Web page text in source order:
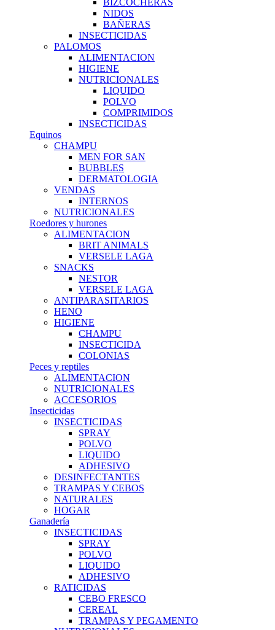
BIZCOCHERAS
NIDOS
BAÑERAS
INSECTICIDAS
PALOMOS
ALIMENTACION
HIGIENE
NUTRICIONALES
LIQUIDO
POLVO
COMPRIMIDOS
INSECTICIDAS
Equinos
CHAMPU
MEN FOR SAN
BUBBLES
DERMATOLOGIA
VENDAS
INTERNOS
NUTRICIONALES
Roedores y hurones
ALIMENTACION
BRIT ANIMALS
VERSELE LAGA
SNACKS
NESTOR
VERSELE LAGA
ANTIPARASITARIOS
HENO
HIGIENE
CHAMPU
INSECTICIDA
COLONIAS
Peces y reptiles
ALIMENTACION
NUTRICIONALES
ACCESORIOS
Insecticidas
INSECTICIDAS
SPRAY
POLVO
LIQUIDO
ADHESIVO
DESINFECTANTES
TRAMPAS Y CEBOS
NATURALES
HOGAR
Ganadería
INSECTICIDAS
SPRAY
POLVO
LIQUIDO
ADHESIVO
RATICIDAS
CEBO FRESCO
CEREAL
TRAMPAS Y PEGAMENTO